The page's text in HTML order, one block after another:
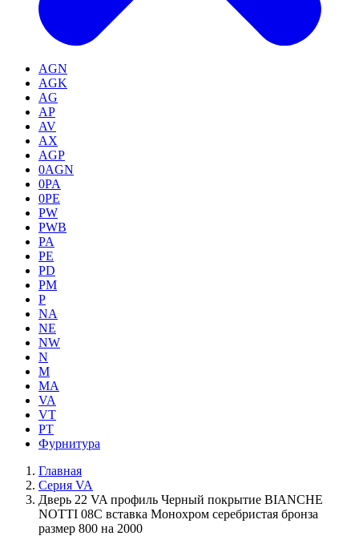
AGN
AGK
AG
AP
AV
AX
AGP
0AGN
0PA
0PE
PW
PWB
PA
PE
PD
PM
P
NA
NE
NW
N
M
MA
VA
VT
PT
Фурнитура
Главная
Серия VA
Дверь 22 VA профиль Черный покрытие BIANCHE
NOTTI 08C вставка Монохром серебристая бронза
размер 800 на 2000